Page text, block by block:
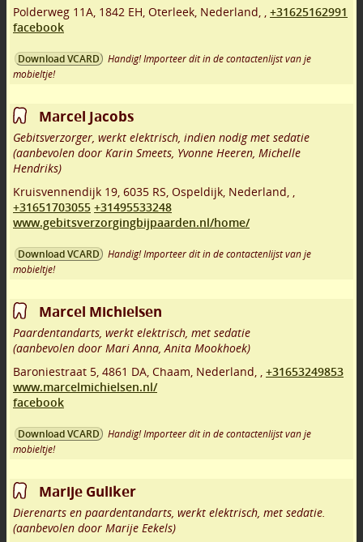
Polderweg 11A 1842 EH Oterleek Nederland,
+31625162991
facebook
Download VCARD
Handig! Importeer dit in de contactenlijst van je
mobieltje!
Marcel Jacobs
Gebitsverzorger, werkt elektrisch, indien nodig met sedatie
(aanbevolen door Karin Smeets, Yvonne Heeren, Michelle
Hendriks)
Kruisvennendijk 19 6035 RS Ospeldijk Nederland,
+31651703055 +31495533248
www.gebitsverzorgingbijpaarden.nl/home/
Download VCARD
Handig! Importeer dit in de contactenlijst van je
mobieltje!
Marcel Michielsen
Paardentandarts, werkt elektrisch, met sedatie
(aanbevolen door Mari Anna, Anita Mookhoek)
Baroniestraat 5 4861 DA Chaam Nederland,
+31653249853
www.marcelmichielsen.nl/
facebook
Download VCARD
Handig! Importeer dit in de contactenlijst van je
mobieltje!
Marije Guliker
Dierenarts en paardentandarts, werkt elektrisch, met sedatie.
(aanbevolen door Marije Eekels)